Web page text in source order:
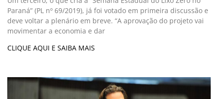
Paraná” (PL nº 69/2019), já foi votado em primeira discussão e
deve voltar a plenário em breve. “A aprovação do projeto vai
movimentar a economia e dar
CLIQUE AQUI E SAIBA MAIS